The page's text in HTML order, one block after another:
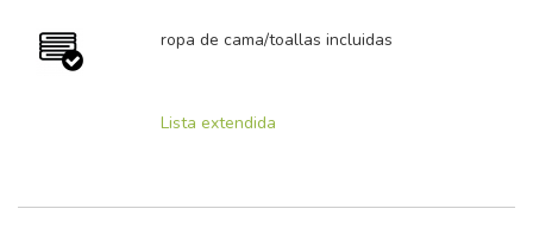
ropa de cama/toallas incluidas
Lista extendida